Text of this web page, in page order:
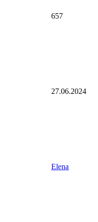
657
27.06.2024
Elena